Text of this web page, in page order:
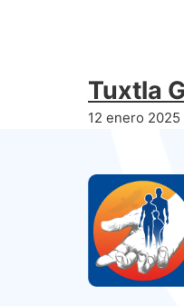
Tuxtla
12 enero 2025